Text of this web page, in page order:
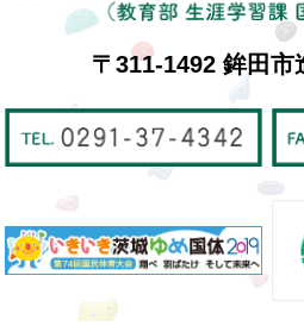
〒311-1492 鉾田市